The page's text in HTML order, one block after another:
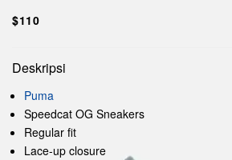
$110
Deskripsi
Puma
Speedcat OG Sneakers
Regular fit
Lace-up closure